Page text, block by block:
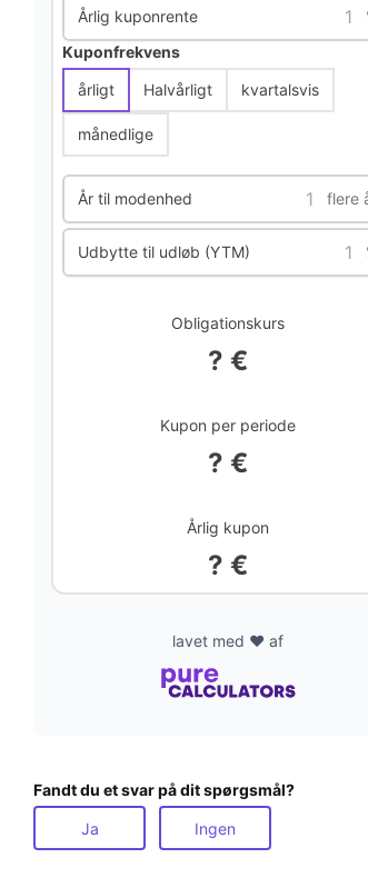
Årlig kuponrente
Kuponfrekvens
årligt
Halvårligt kvartalsvis
månedlige
År til modenhed flere
Udbytte til udløb (YTM)
Obligationskurs
? €
Kupon per periode
? €
Årlig kupon
? €
lavet med ❤️ af
Fandt du et svar på dit spørgsmål?
Ja Ingen